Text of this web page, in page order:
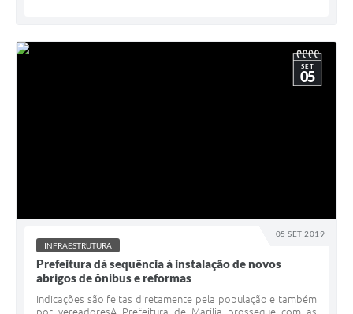
05 SET 2019
SET
05
INFRAESTRUTURA
Prefeitura dá sequência à instalação de novos
abrigos de ônibus e reformas
Indicações são feitas diretamente pela população e também